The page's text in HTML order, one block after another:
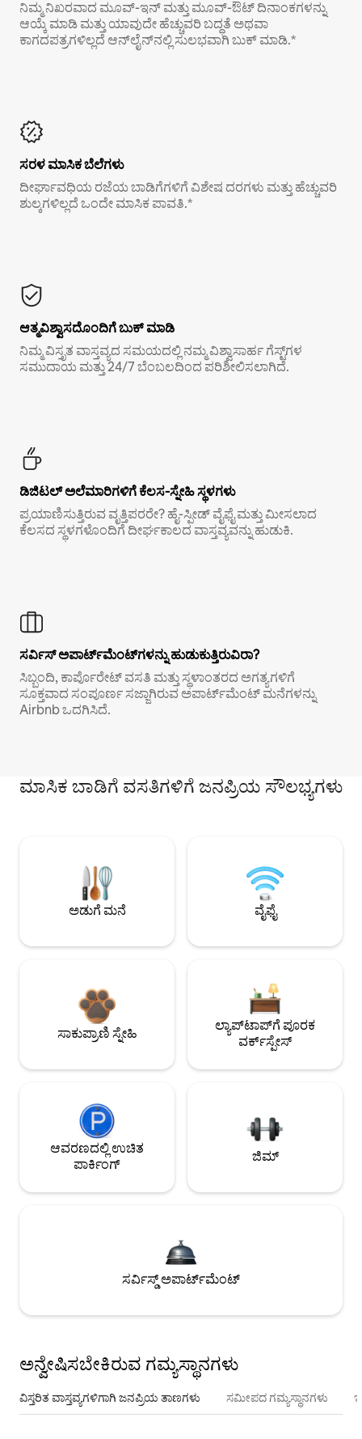
ನಿಮ್ಮ ನಿಖರವಾದ ಮೂವ್-ಇನ್ ಮತ್ತು ಮೂವ್-ಔಟ್ ದಿನಾಂಕಗಳನ್ನು
ಆಯ್ಕೆ ಮಾಡಿ ಮತ್ತು ಯಾವುದೇ ಹೆಚ್ಚುವರಿ ಬದ್ಧತೆ ಅಥವಾ
ಕಾಗದಪತ್ರಗಳಿಲ್ಲದೆ ಆನ್‌ಲೈನ್‌ನಲ್ಲಿ ಸುಲಭವಾಗಿ ಬುಕ್ ಮಾಡಿ.*
ಸರಳ ಮಾಸಿಕ ಬೆಲೆಗಳು
ದೀರ್ಘಾವಧಿಯ ರಜೆಯ ಬಾಡಿಗೆಗಳಿಗೆ ವಿಶೇಷ ದರಗಳು ಮತ್ತು ಹೆಚ್ಚುವರಿ
ಶುಲ್ಕಗಳಿಲ್ಲದೆ ಒಂದೇ ಮಾಸಿಕ ಪಾವತಿ.*
ಆತ್ಮವಿಶ್ವಾಸದೊಂದಿಗೆ ಬುಕ್ ಮಾಡಿ
ನಿಮ್ಮ ವಿಸ್ತೃತ ವಾಸ್ತವ್ಯದ ಸಮಯದಲ್ಲಿ ನಮ್ಮ ವಿಶ್ವಾಸಾರ್ಹ ಗೆಸ್ಟ್‌ಗಳ
ಸಮುದಾಯ ಮತ್ತು 24/7 ಬೆಂಬಲದಿಂದ ಪರಿಶೀಲಿಸಲಾಗಿದೆ.
ಡಿಜಿಟಲ್ ಅಲೆಮಾರಿಗಳಿಗೆ ಕೆಲಸ-ಸ್ನೇಹಿ ಸ್ಥಳಗಳು
ಪ್ರಯಾಣಿಸುತ್ತಿರುವ ವೃತ್ತಿಪರರೇ? ಹೈ-ಸ್ಪೀಡ್ ವೈಫೈ ಮತ್ತು ಮೀಸಲಾದ
ಕೆಲಸದ ಸ್ಥಳಗಳೊಂದಿಗೆ ದೀರ್ಘಕಾಲದ ವಾಸ್ತವ್ಯವನ್ನು ಹುಡುಕಿ.
ಸರ್ವಿಸ್ ಅಪಾರ್ಟ್‌ಮೆಂಟ್‌ಗಳನ್ನು ಹುಡುಕುತ್ತಿರುವಿರಾ?
ಸಿಬ್ಬಂದಿ, ಕಾರ್ಪೊರೇಟ್ ವಸತಿ ಮತ್ತು ಸ್ಥಳಾಂತರದ ಅಗತ್ಯಗಳಿಗೆ
ಸೂಕ್ತವಾದ ಸಂಪೂರ್ಣ ಸಜ್ಜಾಗಿರುವ ಅಪಾರ್ಟ್‌ಮೆಂಟ್ ಮನೆಗಳನ್ನು
Airbnb ಒದಗಿಸಿದೆ.
ಮಾಸಿಕ ಬಾಡಿಗೆ ವಸತಿಗಳಿಗೆ ಜನಪ್ರಿಯ ಸೌಲಭ್ಯಗಳು
ಅಡುಗೆ ಮನೆ ವೈಫೈ
ಸಾಕುಪ್ರಾಣಿ ಸ್ನೇಹಿ
ಲ್ಯಾಪ್‌ಟಾಪ್‌ಗೆ ಪೂರಕ
ವರ್ಕ್‌ಸ್ಪೇಸ್
ಆವರಣದಲ್ಲಿ ಉಚಿತ
ಪಾರ್ಕಿಂಗ್
ಜಿಮ್
ಸರ್ವಿಸ್ಡ್ ಅಪಾರ್ಟ್‌ಮೆಂಟ್
ಅನ್ವೇಷಿಸಬೇಕಿರುವ ಗಮ್ಯಸ್ಥಾನಗಳು
ವಿಸ್ತರಿತ ವಾಸ್ತವ್ಯಗಳಿಗಾಗಿ ಜನಪ್ರಿಯ ತಾಣಗಳು ಸಮೀಪದ ಗಮ್ಯಸ್ಥಾನಗಳು